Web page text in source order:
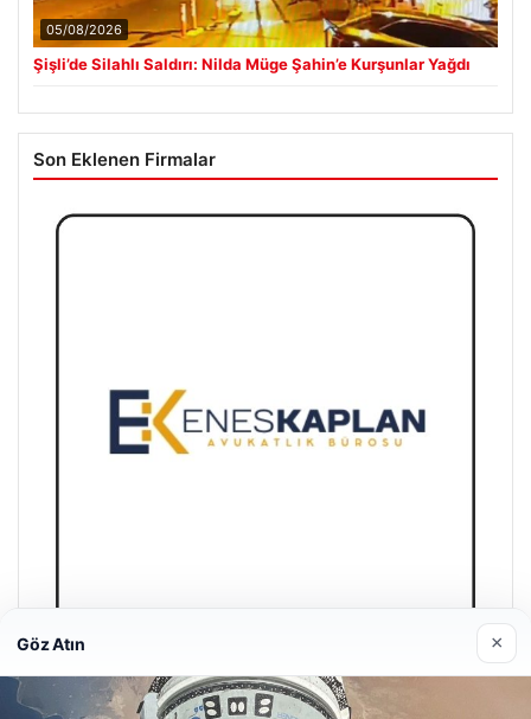
05/08/2026
Şişli’de Silahlı Saldırı: Nilda Müge Şahin’e Kurşunlar Yağdı
Son Eklenen Firmalar
Enes Kaplan Avukatlık Bürosu
28/04/2026
Göz Atın ×